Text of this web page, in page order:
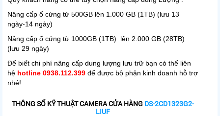
Nâng cấp ổ cứng từ 500GB lên 1.000 GB (1TB) (lưu 13
ngày-14 ngày)
Nâng cấp ổ cứng từ 1000GB (1TB) lên 2.000 GB (28TB)
(lưu 29 ngày)
Để biết chi phí nâng cấp dung lượng lưu trữ bạn có thể liên
hệ hotline 0938.112.399 để được bộ phận kinh doanh hỗ trợ
nhé!
THÔNG SỐ KỸ THUẬT CAMERA CỬA HÀNG DS-2CD1323G2-
LIUF